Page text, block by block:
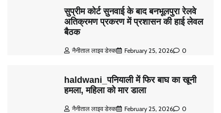
सुप्रीम कोर्ट सुनवाई के बाद बनभूलपुरा रेलवे
अतिक्रमण प्रकरण में प्रशासन की हाई लेवल
बैठक
नैनीताल लाइव डेस्क February 25, 2026 0
haldwani_पनियाली में फिर बाघ का खूनी
हमला, महिला को मार डाला
नैनीताल लाइव डेस्क February 25, 2026 0